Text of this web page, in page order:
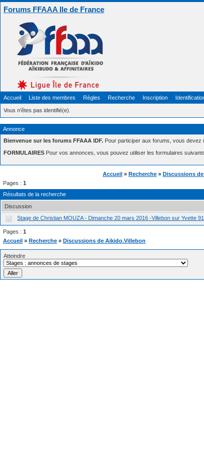
Forums FFAAA Ile de France
Accueil Liste des membres Règles Recherche Inscription
Vous n'êtes pas identifié(e).
Annonce
Bienvenue sur les forums FFAAA IDF. Pour participer aux forums, vous devez
FORMULAIRES Pour vos annonces, vous pouvez utiliser les formulaires
Accueil » Recherche » Discussions
Pages : 1
Résultats de la recherche
Discussion
Stage de Christian MOUZA - Dimanche 20 mars 2016 -Villebon sur Yvette 91
Pages : 1
Accueil » Recherche » Discussions de Aikido.Villebon
Atteindre